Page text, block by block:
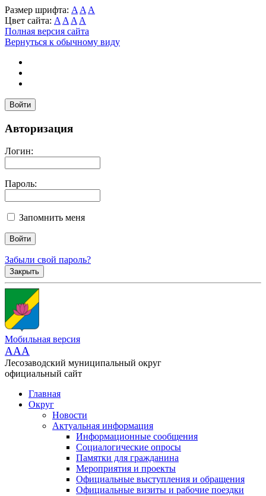
Размер шрифта: A A A
Цвет сайта: A A A A
Полная версия сайта
Вернуться к обычному виду
Войти
Авторизация
Логин:
Пароль:
Запомнить меня
Забыли свой пароль?
Закрыть
Мобильная версия
AAA
Лесозаводский муниципальный округ
официальный сайт
Главная
Округ
Новости
Актуальная информация
Информационные сообщения
Социалогические опросы
Памятки для гражданина
Мероприятия и проекты
Официальные выступления и обращения
Официальные визиты и рабочие поездки